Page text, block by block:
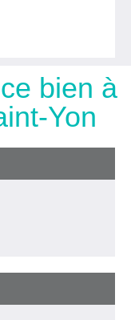
bien à
Yon